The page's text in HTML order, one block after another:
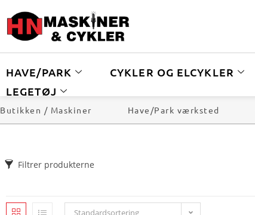
HAVE/PARK CYKLER OG ELCYKLER
LEGETØJ
Butikken / Maskiner Have/Park værksted
Filtrer produkterne
Standardsortering